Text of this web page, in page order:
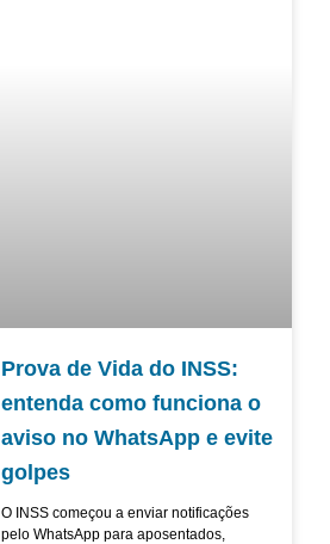
Prova de Vida do INSS:
entenda como funciona o
aviso no WhatsApp e evite
golpes
O INSS começou a enviar notificações
pelo WhatsApp para aposentados,